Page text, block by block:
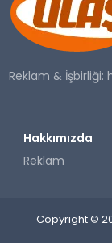
SAĞLIK
YAŞAM
Reklam & İşbirliği:
Hakkımızda
Reklam
Copyright ©